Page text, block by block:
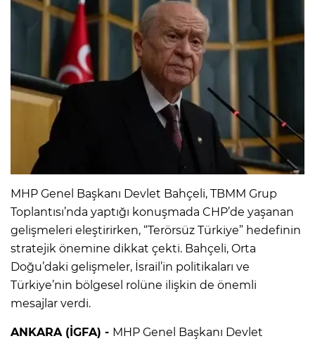
MHP Genel Başkanı Devlet Bahçeli, TBMM Grup
Toplantısı’nda yaptığı konuşmada CHP’de yaşanan
gelişmeleri eleştirirken, “Terörsüz Türkiye” hedefinin
stratejik önemine dikkat çekti. Bahçeli, Orta
Doğu’daki gelişmeler, İsrail’in politikaları ve
Türkiye’nin bölgesel rolüne ilişkin de önemli
mesajlar verdi.
ANKARA (İGFA) - MHP Genel Başkanı Devlet